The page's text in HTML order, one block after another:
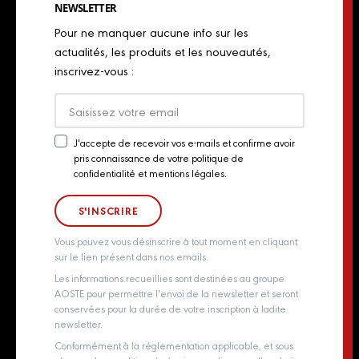
Spécialités italiennes
Chiffonnades
Politique de Cookies
Actualités
Groupe Aoste
Whistleblowing policy
NEWSLETTER
Pour ne manquer aucune info sur les
actualités, les produits et les nouveautés,
inscrivez-vous :
Newsletter
Consent
J'accepte de recevoir vos e-mails et confirme avoir
pris connaissance de votre politique de
confidentialité et mentions légales.
Vous pouvez vous désinscrire à tout moment en cliquant
sur le lien présent dans nos emails.
Les informations recueillies sont destinées au groupe
AOSTE pour permettre l'envoi de la newsletter et seront
conservées pour la durée de votre inscription à ladite
newsletter.
Conformément à la réglementation applicable, et sous